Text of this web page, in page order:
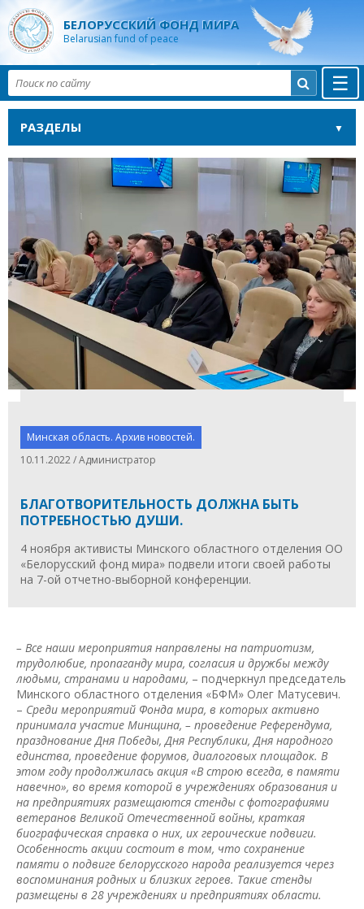
БЕЛОРУССКИЙ ФОНД МИРА
Belarusian fund of peace
☰

РАЗДЕЛЫ
Минская область. Архив новостей.
10.11.2022 / Администратор
БЛАГОТВОРИТЕЛЬНОСТЬ ДОЛЖНА БЫТЬ
ПОТРЕБНОСТЬЮ ДУШИ.
4 ноября активисты Минского областного отделения ОО
«Белорусский фонд мира» подвели итоги своей работы
на 7-ой отчетно-выборной конференции.
– Все наши мероприятия направлены на патриотизм,
трудолюбие, пропаганду мира, согласия и дружбы между
людьми, странами и народами, – подчеркнул председатель
Минского областного отделения «БФМ» Олег Матусевич.
– Среди мероприятий Фонда мира, в которых активно
принимала участие Минщина, – проведение Референдума,
празднование Дня Победы, Дня Республики, Дня народного
единства, проведение форумов, диалоговых площадок. В
этом году продолжилась акция «В строю всегда, в памяти
навечно», во время которой в учреждениях образования и
на предприятиях размещаются стенды с фотографиями
ветеранов Великой Отечественной войны, краткая
биографическая справка о них, их героические подвиги.
Особенность акции состоит в том, что сохранение
памяти о подвиге белорусского народа реализуется через
воспоминания родных и близких героев. Такие стенды
размещены в 28 учреждениях и предприятиях области.